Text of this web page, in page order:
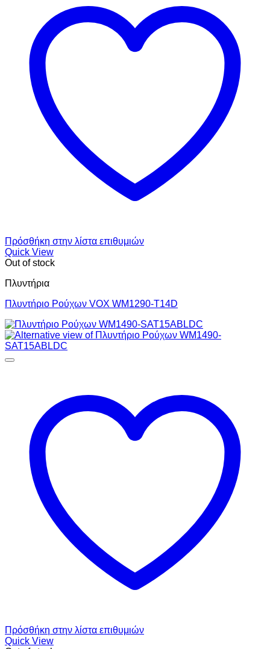
Πρόσθήκη στην λίστα επιθυμιών
Quick View
Out of stock
Πλυντήρια
Πλυντήριο Ρούχων VOX WM1290-T14D
Πρόσθήκη στην λίστα επιθυμιών
Quick View